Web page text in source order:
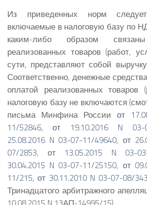
Из приведенных норм
включаемые в налоговую базу по
каким-либо образом
реализованных товаров (работ,
сути, представляют собой
Соответственно, денежные
оплатой реализованных товаров
налоговую базу не включаются
письма Минфина России от
11/52846,от 19.10.2016 N 03-
25.08.2016 N 03-07-11/49640, от
07/2853, от 13.05.2015 N 03-
30.04.2015 N 03-07-11/25150, от
11/215,от 30.11.2010 N 03-07-08/343
Тринадцатого арбитражного